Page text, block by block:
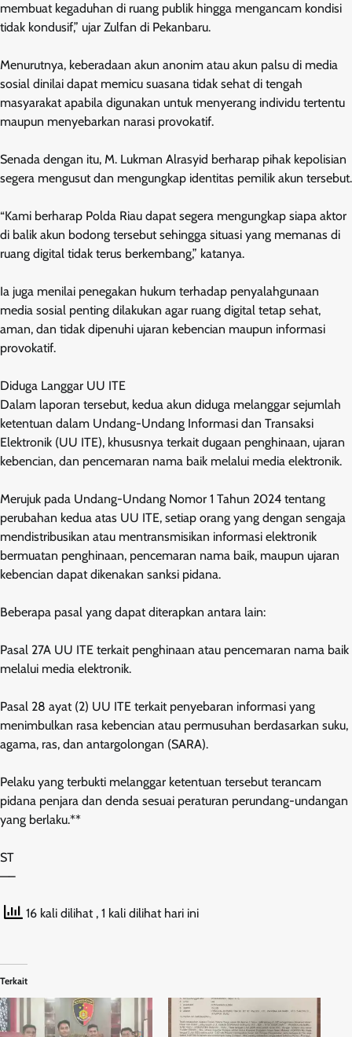
membuat kegaduhan di ruang publik hingga mengancam kondisi
tidak kondusif,” ujar Zulfan di Pekanbaru.
Menurutnya, keberadaan akun anonim atau akun palsu di media
sosial dinilai dapat memicu suasana tidak sehat di tengah
masyarakat apabila digunakan untuk menyerang individu tertentu
maupun menyebarkan narasi provokatif.
Senada dengan itu, M. Lukman Alrasyid berharap pihak kepolisian
segera mengusut dan mengungkap identitas pemilik akun tersebut.
“Kami berharap Polda Riau dapat segera mengungkap siapa aktor
di balik akun bodong tersebut sehingga situasi yang memanas di
ruang digital tidak terus berkembang,” katanya.
Ia juga menilai penegakan hukum terhadap penyalahgunaan
media sosial penting dilakukan agar ruang digital tetap sehat,
aman, dan tidak dipenuhi ujaran kebencian maupun informasi
provokatif.
Diduga Langgar UU ITE
Dalam laporan tersebut, kedua akun diduga melanggar sejumlah
ketentuan dalam Undang-Undang Informasi dan Transaksi
Elektronik (UU ITE), khususnya terkait dugaan penghinaan, ujaran
kebencian, dan pencemaran nama baik melalui media elektronik.
Merujuk pada Undang-Undang Nomor 1 Tahun 2024 tentang
perubahan kedua atas UU ITE, setiap orang yang dengan sengaja
mendistribusikan atau mentransmisikan informasi elektronik
bermuatan penghinaan, pencemaran nama baik, maupun ujaran
kebencian dapat dikenakan sanksi pidana.
Beberapa pasal yang dapat diterapkan antara lain:
Pasal 27A UU ITE terkait penghinaan atau pencemaran nama baik
melalui media elektronik.
Pasal 28 ayat (2) UU ITE terkait penyebaran informasi yang
menimbulkan rasa kebencian atau permusuhan berdasarkan suku,
agama, ras, dan antargolongan (SARA).
Pelaku yang terbukti melanggar ketentuan tersebut terancam
pidana penjara dan denda sesuai peraturan perundang-undangan
yang berlaku.**
ST
—–
16 kali dilihat , 1 kali dilihat hari ini
Terkait